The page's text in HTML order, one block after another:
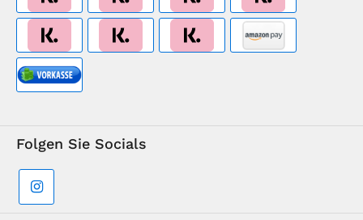
Folgen Sie Socials